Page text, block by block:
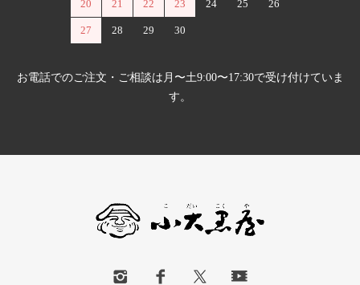
20 21 22 23 24 25 26
27 28 29 30
お電話でのご注文・ご相談は月〜土9:00〜17:30で受け付けていま
す。